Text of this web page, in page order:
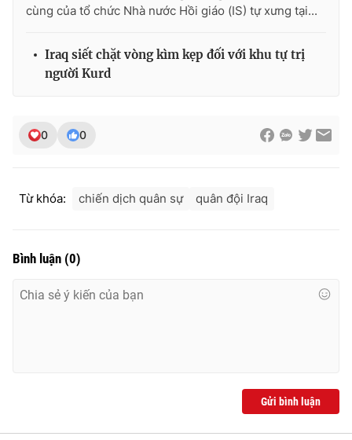
VTV9
THỜI BÁO VTV
Phó Tổng Biên tập:Nguyễn Thị Mỹ Hạnh, Phạm Quốc Thắng,
cùng của tổ chức Nhà nước Hồi giáo (IS) tự xưng tại...
Iraq siết chặt vòng kìm kẹp đối với khu tự trị
người Kurd
0 0
Từ khóa: chiến dịch quân sự quân đội Iraq
Bình luận (0)
Gửi bình luận